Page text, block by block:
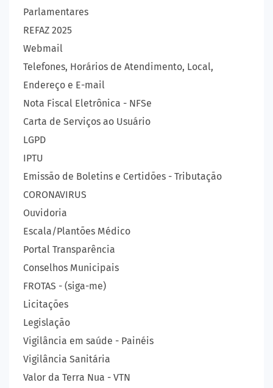
Parlamentares
REFAZ 2025
Webmail
Telefones, Horários de Atendimento, Local,
Endereço e E-mail
Nota Fiscal Eletrônica - NFSe
Carta de Serviços ao Usuário
LGPD
IPTU
Emissão de Boletins e Certidões - Tributação
CORONAVIRUS
Ouvidoria
Escala/Plantões Médico
Portal Transparência
Conselhos Municipais
FROTAS - (siga-me)
Licitações
Legislação
Vigilância em saúde - Painéis
Vigilância Sanitária
Valor da Terra Nua - VTN